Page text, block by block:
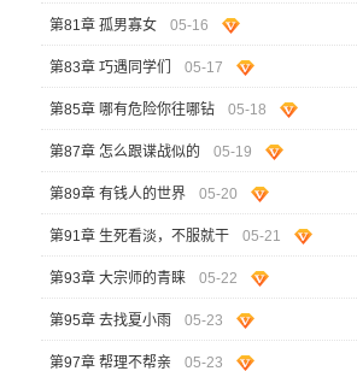
第81章 孤男寡女 05-16
第83章 巧遇同学们 05-17
第85章 哪有危险你往哪钻 05-18
第87章 怎么跟谍战似的 05-19
第89章 有钱人的世界 05-20
第91章 生死看淡，不服就干 05-21
第93章 大宗师的青睐 05-22
第95章 去找夏小雨 05-23
第97章 帮理不帮亲 05-23